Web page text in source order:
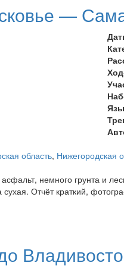
—
область, Нижегородская
немного грунта и
Отчёт краткий,
Самара по шоссе